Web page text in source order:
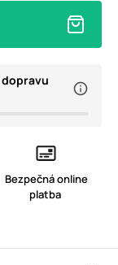
dopravu
Bezpečná online
platba